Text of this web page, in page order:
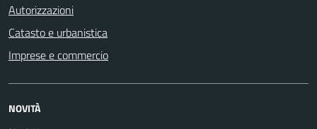
Autorizzazioni
Catasto e urbanistica
Imprese e commercio
NOVITÀ